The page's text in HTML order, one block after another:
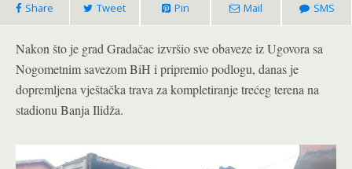
Share Tweet Pin Mail SMS
Nakon što je grad Gradačac izvršio sve obaveze iz Ugovora sa
Nogometnim savezom BiH i pripremio podlogu, danas je
dopremljena vještačka trava za kompletiranje trećeg terena na
stadionu Banja Ilidža.